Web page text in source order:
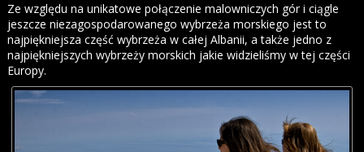
Ze względu na unikatowe połączenie malowniczych gór i ciągle
jeszcze niezagospodarowanego wybrzeża morskiego jest to
najpiękniejsza część wybrzeża w całej Albanii, a także jedno z
najpiękniejszych wybrzeży morskich jakie widzieliśmy w tej części
Europy.